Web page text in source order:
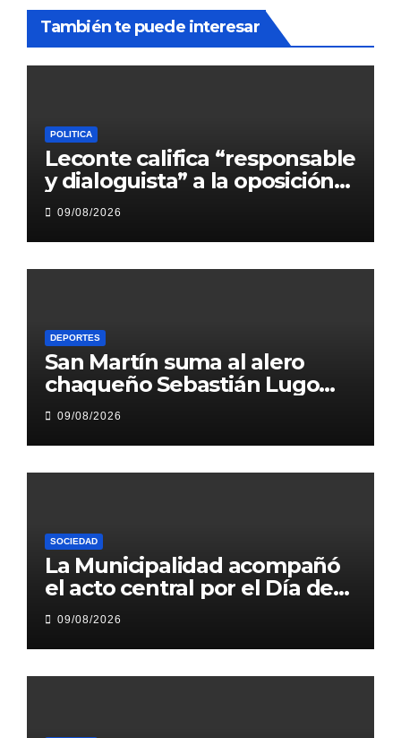
También te puede interesar
POLITICA
Leconte califica “responsable
y dialoguista” a la oposición
legislativa de LLA en
Corrientes
09/08/2026
DEPORTES
San Martín suma al alero
chaqueño Sebastián Lugo
para la temporada 2026/27
de la Liga Nacional
09/08/2026
SOCIEDAD
La Municipalidad acompañó
el acto central por el Día de
la Policía en la Costanera
09/08/2026